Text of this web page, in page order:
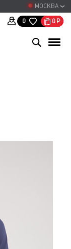
МОСКВА
0 0 Р